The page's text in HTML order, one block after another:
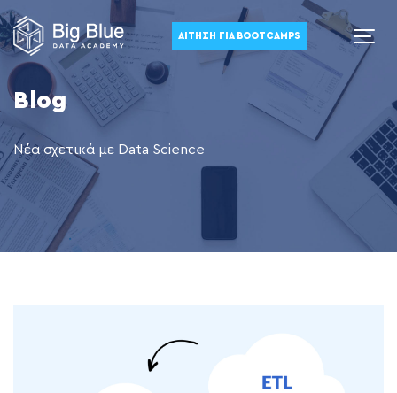
ΑΊΤΗΣΗ ΓΙΑ BOOTCAMPS
Blog
Νέα σχετικά με Data Science